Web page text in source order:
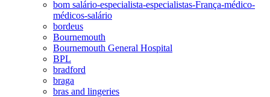
bom salário-especialista-especialistas-França-médico-
médicos-salário
bordeus
Bournemouth
Bournemouth General Hospital
BPL
bradford
braga
bras and lingeries